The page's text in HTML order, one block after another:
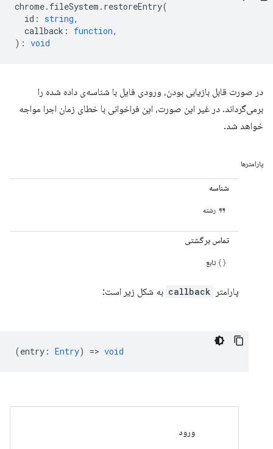
chrome. fileSystem . restoreEntry(
id : string,
callback : function,
) : void
در صورت قابل بازیابی بودن، ورودی فایل با شناسه‌ی داده شده را
برمی‌گرداند. در غیر این صورت، این فراخوانی با خطای زمان اجرا مواجه
خواهد شد.
پارامترها
شناسه
رشته
تماس برگشتی
تابع
پارامتر callback به شکل زیر است:
(entry : Entry) => void
ورود